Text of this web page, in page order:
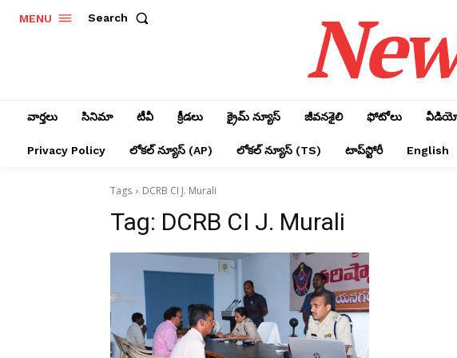
MENU Search
వార్తలు సినిమా టీవీ క్రీడలు క్రైమ్ న్యూస్‌ జీవనశైలి ఫోటోలు
Privacy Policy లోక‌ల్ న్యూస్‌ (AP) లోక‌ల్ న్యూస్‌ (TS) టాప్‌స్టోరీ English
Tags DCRB CI J. Murali
Tag: DCRB CI J. Murali